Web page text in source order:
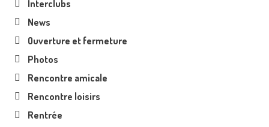
Interclubs
News
Ouverture et fermeture
Photos
Rencontre amicale
Rencontre loisirs
Rentrée